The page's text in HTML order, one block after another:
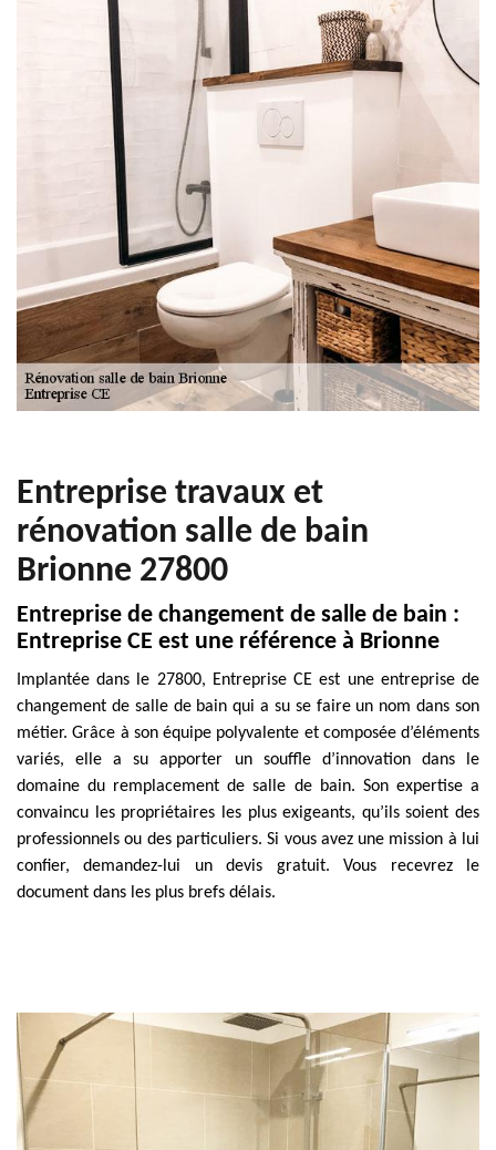
Entreprise travaux et
rénovation salle de bain
Brionne 27800
Entreprise de changement de salle de bain :
Entreprise CE est une référence à Brionne
Implantée dans le 27800, Entreprise CE est une entreprise de
changement de salle de bain qui a su se faire un nom dans son
métier. Grâce à son équipe polyvalente et composée d’éléments
variés, elle a su apporter un souffle d’innovation dans le
domaine du remplacement de salle de bain. Son expertise a
convaincu les propriétaires les plus exigeants, qu’ils soient des
professionnels ou des particuliers. Si vous avez une mission à lui
confier, demandez-lui un devis gratuit. Vous recevrez le
document dans les plus brefs délais.